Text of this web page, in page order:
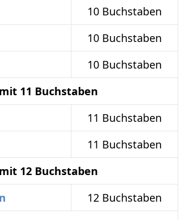
10 Buchstaben
10 Buchstaben
10 Buchstaben
11 Buchstaben
11 Buchstaben
11 Buchstaben
12 Buchstaben
12 Buchstaben